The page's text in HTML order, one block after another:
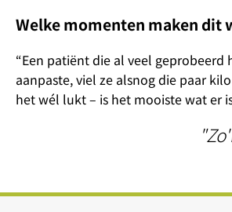
Welke momenten maken dit
“Een patiënt die al veel
aanpaste, viel ze alsnog die paar
het wél lukt – is het mooiste wat er